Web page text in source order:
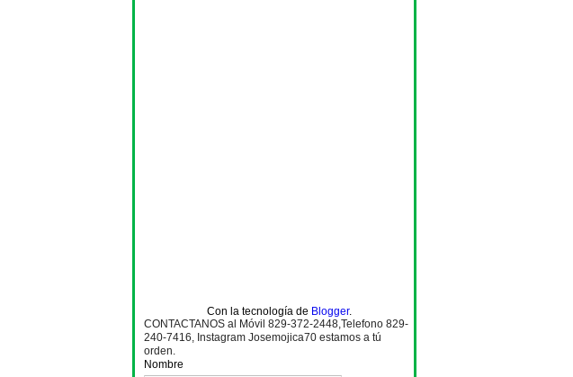
Con la tecnología de Blogger.
CONTACTANOS al Móvil 829-372-2448,Telefono 829-
240-7416, Instagram Josemojica70 estamos a tú
orden.
Nombre